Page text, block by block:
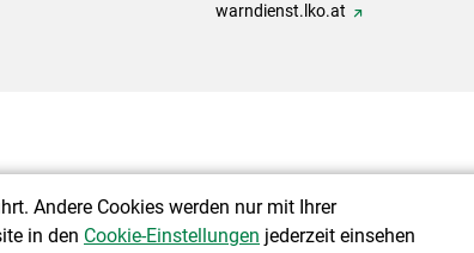
warndienst.lko.at
Andere Cookies werden nur mit Ihrer
in den Cookie-Einstellungen jederzeit einsehen